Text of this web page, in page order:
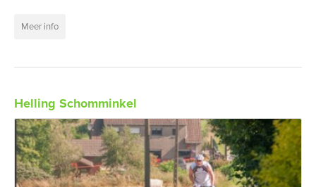
Meer info
Helling Schomminkel